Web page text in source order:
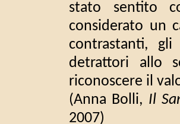
stato sentito
considerato un
contrastanti,
detrattori allo
riconoscere il
(Anna Bolli, Il
2007)